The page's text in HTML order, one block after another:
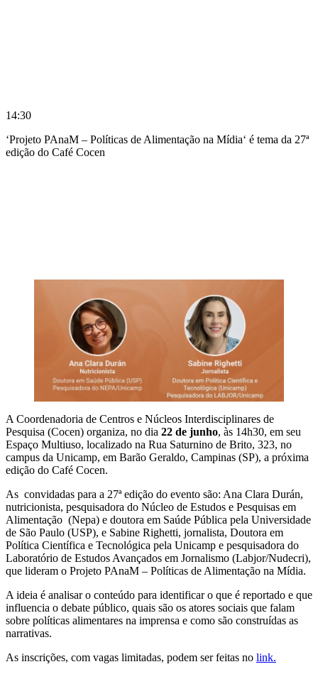
14:30
‘Projeto PAnaM – Políticas de Alimentação na Mídia‘ é tema da 27ª
edição do Café Cocen
A Coordenadoria de Centros e Núcleos Interdisciplinares de
Pesquisa (Cocen) organiza, no dia 22 de junho, às 14h30, em seu
Espaço Multiuso, localizado na Rua Saturnino de Brito, 323, no
campus da Unicamp, em Barão Geraldo, Campinas (SP), a próxima
edição do Café Cocen.
As convidadas para a 27ª edição do evento são: Ana Clara Durán,
nutricionista, pesquisadora do Núcleo de Estudos e Pesquisas em
Alimentação (Nepa) e doutora em Saúde Pública pela Universidade
de São Paulo (USP), e Sabine Righetti, jornalista, Doutora em
Política Científica e Tecnológica pela Unicamp e pesquisadora do
Laboratório de Estudos Avançados em Jornalismo (Labjor/Nudecri),
que lideram o Projeto PAnaM – Políticas de Alimentação na Mídia.
A ideia é analisar o conteúdo para identificar o que é reportado e que
influencia o debate público, quais são os atores sociais que falam
sobre políticas alimentares na imprensa e como são construídas as
narrativas.
As inscrições, com vagas limitadas, podem ser feitas no link.